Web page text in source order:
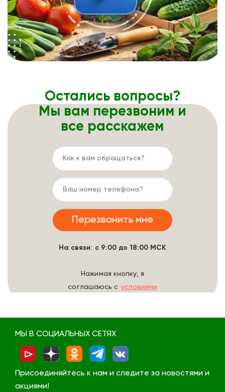
Остались вопросы?
Мы вам перезвоним и
все расскажем
На связи: с 9:00 до 18:00 МСК
Нажимая кнопку, я
соглашаюсь с условиями
МЫ В СОЦИАЛЬНЫХ СЕТЯХ
Присоединяйтесь к нам и следите за новостями и
акциями!